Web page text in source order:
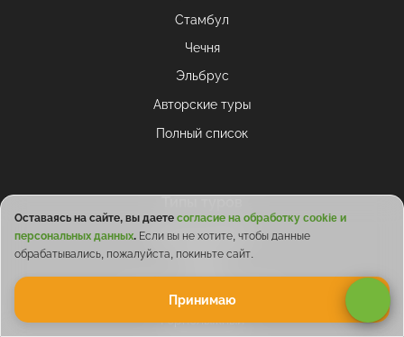
Стамбул
Чечня
Эльбрус
Авторские туры
Полный список
Экскурсионный
Винно-гастрономический
Горнолыжный
Оставаясь на сайте, вы даете согласие на обработку cookie и
персональных данных. Если вы не хотите, чтобы данные
обрабатывались, пожалуйста, покиньте сайт.
Принимаю